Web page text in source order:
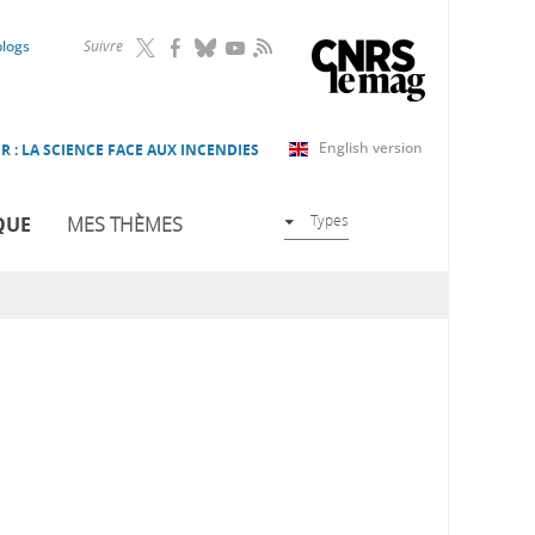
Suivre RSS
English version
: LA SCIENCE FACE AUX INCENDIES
MES THÈMES Types